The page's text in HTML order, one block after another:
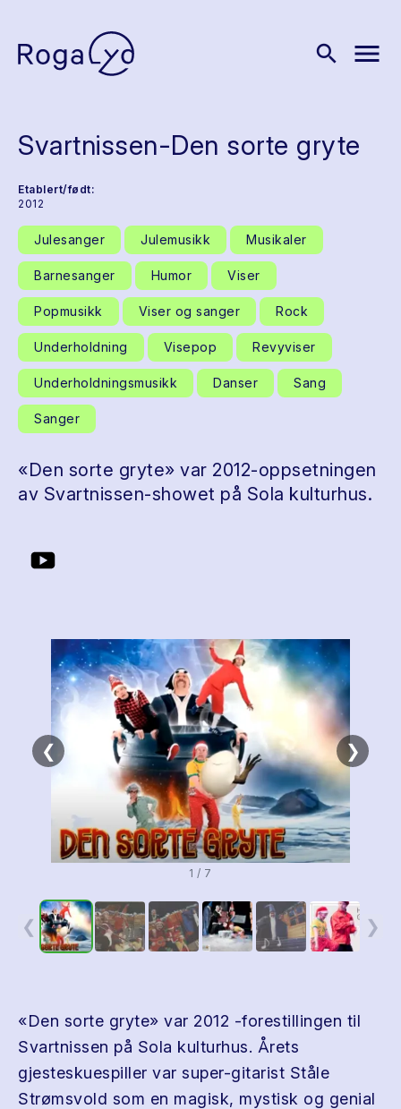
search menu
Svartnissen-Den sorte gryte
Etablert/født:
2012
Julesanger Julemusikk Musikaler
Barnesanger Humor Viser
Popmusikk Viser og sanger Rock
Underholdning Visepop Revyviser
Underholdningsmusikk Danser Sang
Sanger
«Den sorte gryte» var 2012-oppsetningen
av Svartnissen-showet på Sola kulturhus.
❮ ❯
1 / 7
❮ ❯
«Den sorte gryte» var 2012 -forestillingen til
Svartnissen på Sola kulturhus. Årets
gjesteskuespiller var super-gitarist Ståle
Strømsvold som en magisk, mystisk og genial